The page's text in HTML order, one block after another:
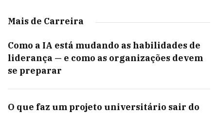
Mais de Carreira
Como a IA está mudando as habilidades de
liderança — e como as organizações devem
se preparar
O que faz um projeto universitário sair do